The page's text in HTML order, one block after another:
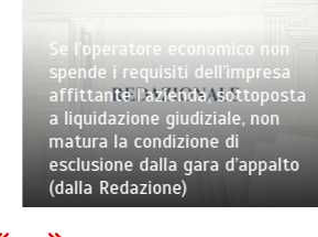
La prelazione in favore del
promotore del project
è contraria al diritto
eurounitario: lo stabilisce il
Consiglio di Stato (dalla
Redazione)